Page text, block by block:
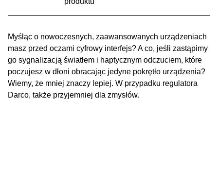
Myśląc o nowoczesnych, zaawansowanych urządzeniach
masz przed oczami cyfrowy interfejs? A co, jeśli zastąpimy
go sygnalizacją światłem i haptycznym odczuciem, które
poczujesz w dłoni obracając jedyne pokrętło urządzenia?
Wiemy, że mniej znaczy lepiej. W przypadku regulatora
Darco, także przyjemniej dla zmysłów.